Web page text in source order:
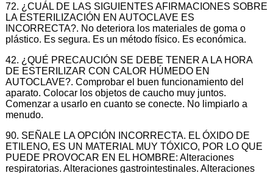
72. ¿CUÁL DE LAS SIGUIENTES AFIRMACIONES SOBRE
LA ESTERILIZACIÓN EN AUTOCLAVE ES
INCORRECTA?. No deteriora los materiales de goma o
plástico. Es segura. Es un método físico. Es económica.
42. ¿QUÉ PRECAUCIÓN SE DEBE TENER A LA HORA
DE ESTERILIZAR CON CALOR HÚMEDO EN
AUTOCLAVE?. Comprobar el buen funcionamiento del
aparato. Colocar los objetos de caucho muy juntos.
Comenzar a usarlo en cuanto se conecte. No limpiarlo a
menudo.
90. SEÑALE LA OPCIÓN INCORRECTA. EL ÓXIDO DE
ETILENO, ES UN MATERIAL MUY TÓXICO, POR LO QUE
PUEDE PROVOCAR EN EL HOMBRE: Alteraciones
respiratorias. Alteraciones gastrointestinales. Alteraciones